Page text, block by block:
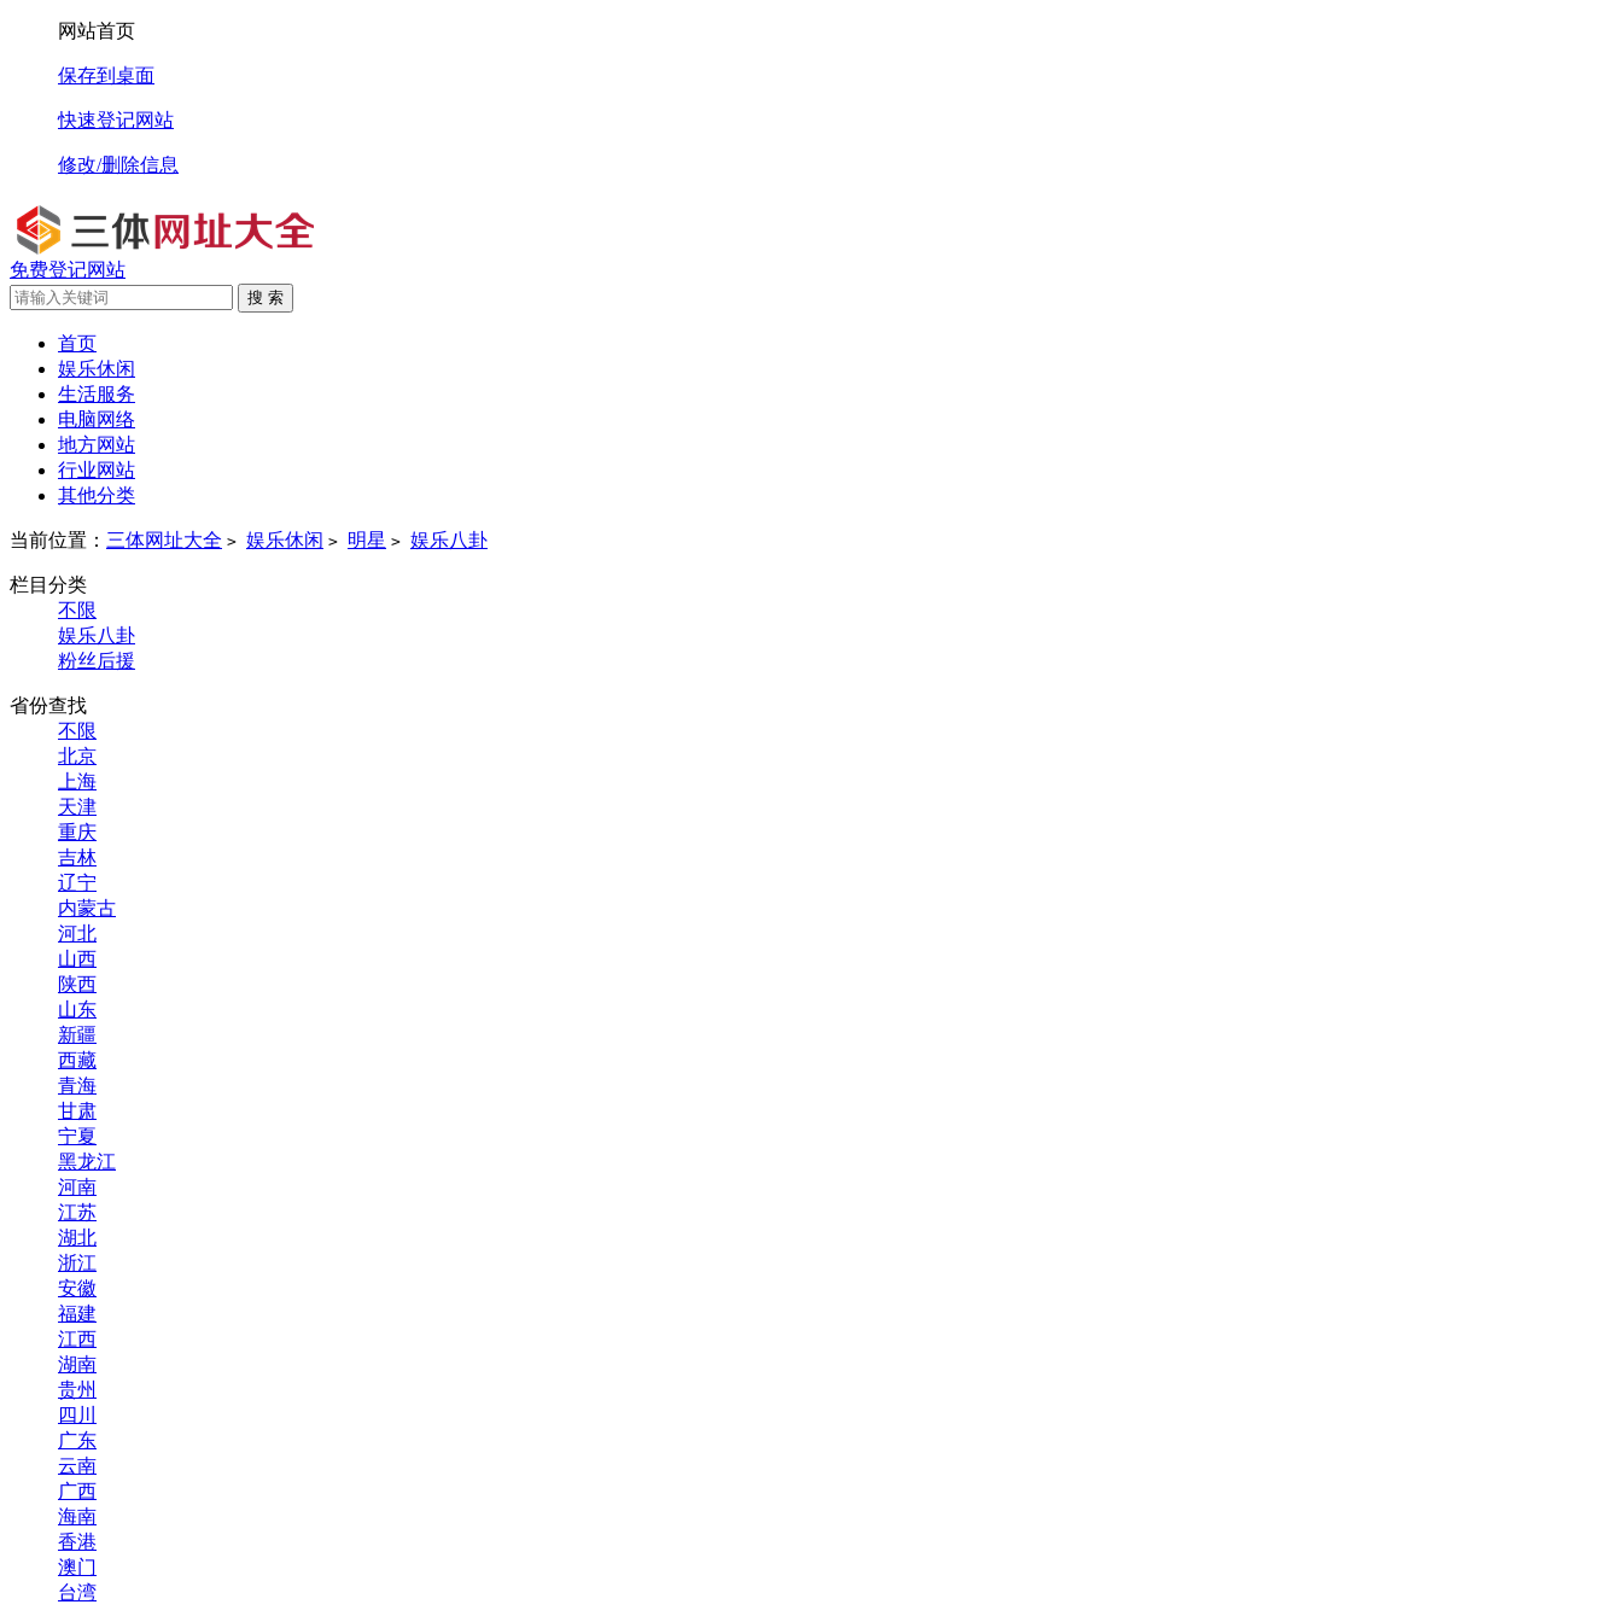
网站首页
保存到桌面
快速登记网站
修改/删除信息
免费登记网站
搜 索
首页
娱乐休闲
生活服务
电脑网络
地方网站
行业网站
其他分类
当前位置： 三体网址大全 > 娱乐休闲 > 明星 > 娱乐八卦
栏目分类
不限
娱乐八卦
粉丝后援
省份查找
不限
北京
上海
天津
重庆
吉林
辽宁
内蒙古
河北
山西
陕西
山东
新疆
西藏
青海
甘肃
宁夏
黑龙江
河南
江苏
湖北
浙江
安徽
福建
江西
湖南
贵州
四川
广东
云南
广西
海南
香港
澳门
台湾